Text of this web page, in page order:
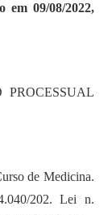
em 09/08/2022,
de Medicina.
202. Lei n.